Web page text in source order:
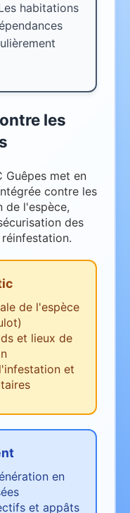
habitations
les
Guêpes met en
contre les
de l'espèce,
des
de l'espèce
et lieux de
et
en
et appâts